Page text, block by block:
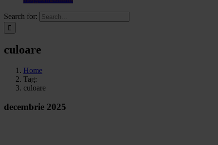
Search for:
culoare
Home
Tag:
culoare
decembrie 2025